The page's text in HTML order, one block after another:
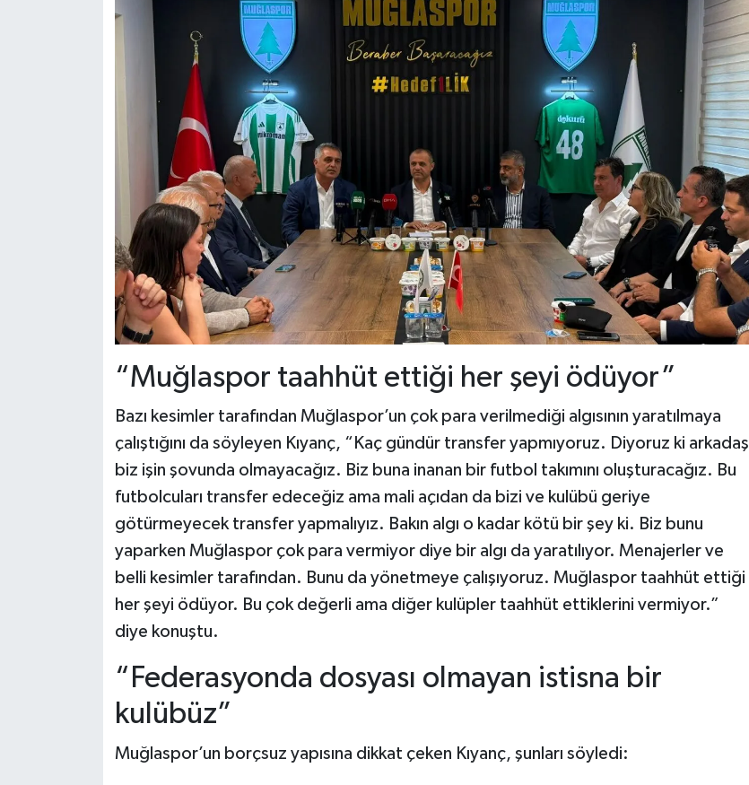
“Muğlaspor taahhüt ettiği her şeyi ödüyor”
Bazı kesimler tarafından Muğlaspor’un çok para verilmediği algısının yaratılmaya
çalıştığını da söyleyen Kıyanç, “Kaç gündür transfer yapmıyoruz. Diyoruz ki arkadaş
biz işin şovunda olmayacağız. Biz buna inanan bir futbol takımını oluşturacağız. Bu
futbolcuları transfer edeceğiz ama mali açıdan da bizi ve kulübü geriye
götürmeyecek transfer yapmalıyız. Bakın algı o kadar kötü bir şey ki. Biz bunu
yaparken Muğlaspor çok para vermiyor diye bir algı da yaratılıyor. Menajerler ve
belli kesimler tarafından. Bunu da yönetmeye çalışıyoruz. Muğlaspor taahhüt ettiği
her şeyi ödüyor. Bu çok değerli ama diğer kulüpler taahhüt ettiklerini vermiyor.”
diye konuştu.
“Federasyonda dosyası olmayan istisna bir
kulübüz”
Muğlaspor’un borçsuz yapısına dikkat çeken Kıyanç, şunları söyledi: